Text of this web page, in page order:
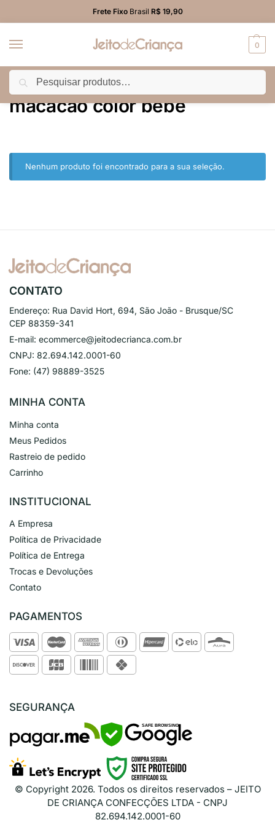
Frete FixoBrasil R$ 19,90
0
Início Produtos marcados com a tag “macacão color bebê”
macacão color bebê
Nenhum produto foi encontrado para a sua seleção.
CONTATO
Endereço: Rua David Hort, 694, São João - Brusque/SC
CEP 88359-341
E-mail: ecommerce@jeitodecrianca.com.br
CNPJ: 82.694.142.0001-60
Fone: (47) 98889-3525
MINHA CONTA
Minha conta
Meus Pedidos
Rastreio de pedido
Carrinho
INSTITUCIONAL
A Empresa
Política de Privacidade
Política de Entrega
Trocas e Devoluções
Contato
PAGAMENTOS
SEGURANÇA
SAFE BROWSING
© Copyright 2026. Todos os direitos reservados – JEITO
DE CRIANÇA CONFECÇÕES LTDA - CNPJ
82.694.142.0001-60